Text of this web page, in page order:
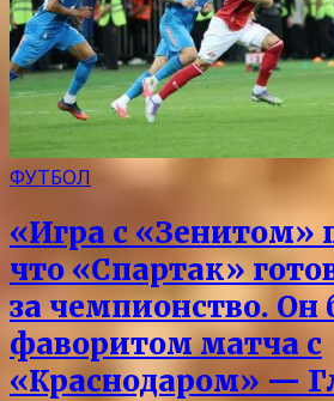
ФУТБОЛ
«Игра с «Зенитом»
что «Спартак»
за чемпионство. Он
фаворитом матча с
«Краснодаром» —